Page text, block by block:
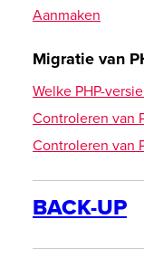
Instellingen in
Android DAVx5
Aanmaken
Migratie van
Welke PHP-
Controleren van
Controleren van
BACK-UP